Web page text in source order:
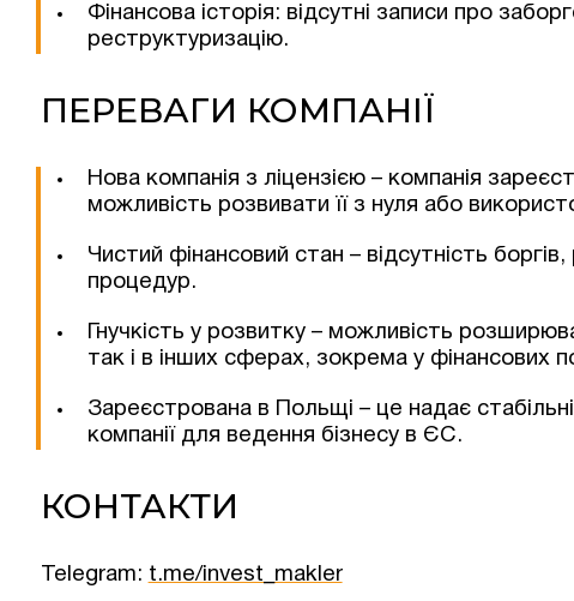
Фінансова історія: відсутні записи про
реструктуризацію.
ПЕРЕВАГИ КОМПАНІЇ
Нова компанія з ліцензією – компанія
можливість розвивати її з нуля або
Чистий фінансовий стан – відсутність
процедур.
Гнучкість у розвитку – можливість
так і в інших сферах, зокрема у фінансових
Зареєстрована в Польщі – це надає
компанії для ведення бізнесу в ЄС.
КОНТАКТИ
Telegram: t.me/invest_makler